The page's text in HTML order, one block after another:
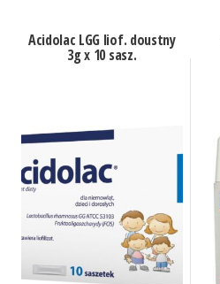
Acidolac LGG liof. doustny
3g x 10 sasz.